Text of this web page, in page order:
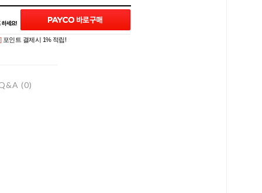
포인트 적립 혜택 2배 UP!
포인트 결제시 1% 적립!
(0)